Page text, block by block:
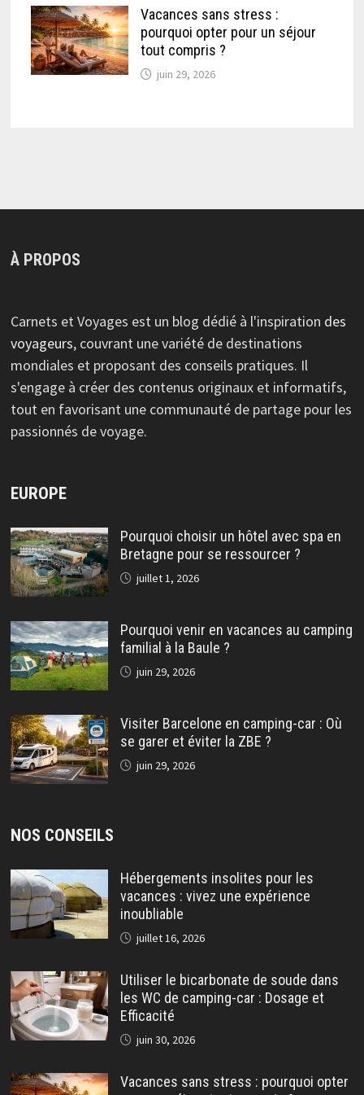
Vacances sans stress :
pourquoi opter pour un séjour
tout compris ?
juin 29, 2026
À PROPOS
Carnets et Voyages est un blog dédié à l'inspiration des
voyageurs, couvrant une variété de destinations
mondiales et proposant des conseils pratiques. Il
s'engage à créer des contenus originaux et informatifs,
tout en favorisant une communauté de partage pour les
passionnés de voyage.
EUROPE
Pourquoi choisir un hôtel avec spa en
Bretagne pour se ressourcer ?
juillet 1, 2026
Pourquoi venir en vacances au camping
familial à la Baule ?
juin 29, 2026
Visiter Barcelone en camping-car : Où
se garer et éviter la ZBE ?
juin 29, 2026
NOS CONSEILS
Hébergements insolites pour les
vacances : vivez une expérience
inoubliable
juillet 16, 2026
Utiliser le bicarbonate de soude dans
les WC de camping-car : Dosage et
Efficacité
juin 30, 2026
Vacances sans stress : pourquoi opter